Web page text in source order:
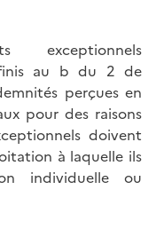
exceptionnels
au b du 2 de
perçues en
pour des raisons
doivent
à laquelle ils
individuelle ou